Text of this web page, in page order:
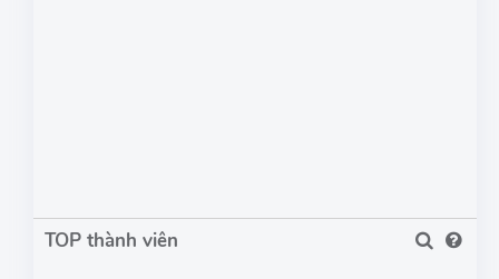
TOP thành viên